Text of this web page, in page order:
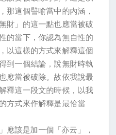
那這個譬喻當中的內涵，
財」的這一點也應當被破
的當下，你認為無自性的
以這樣的方式來解釋這個
到一個結論，說無財時執
應當被破除。故依我說最
釋這一段文的時候，以我
方式來作解釋是最恰當
應該是加一個「亦云」，